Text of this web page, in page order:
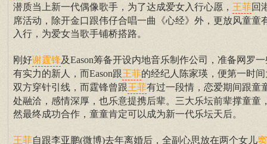
潜质当上新一代偶像歌手，为了达成爱女入行心愿， 王菲回
席活动，除开金口跟伟仔合唱一曲《心经》外，更放风童童
入行，为爱女当歌手铺桥搭路。
刚好谢霆锋及Eason筹备开设内地音乐制作公司，准备网罗
有实力的新人，而Eason跟王菲的经纪人陈家瑛，便第一时间
双方穿针引线，而霆锋曾跟王菲有过一段情，恋爱期间跟童
处融洽，感情深厚，也乐意提携后辈。三大乐坛前辈撑童童
然最终成功合作，童童肯定可以成为新一代乐坛天后。
王菲自跟李亚鹏(微博)去年离婚后，全副心思放在两个女儿